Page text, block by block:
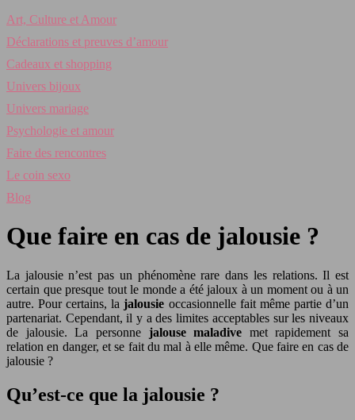
Art, Culture et Amour
Déclarations et preuves d’amour
Cadeaux et shopping
Univers bijoux
Univers mariage
Psychologie et amour
Faire des rencontres
Le coin sexo
Blog
Que faire en cas de jalousie ?
La jalousie n’est pas un phénomène rare dans les relations. Il est
certain que presque tout le monde a été jaloux à un moment ou à un
autre. Pour certains, lajalousie occasionnelle fait même partie d’un
partenariat. Cependant, il y a des limites acceptables sur les niveaux
de jalousie. La personne jalouse maladive met rapidement sa
relation en danger, et se fait du mal à elle même. Que faire en cas de
jalousie ?
Qu’est-ce que la jalousie ?